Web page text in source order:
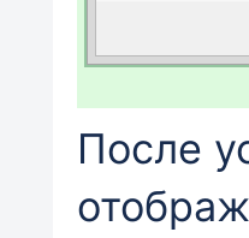
После